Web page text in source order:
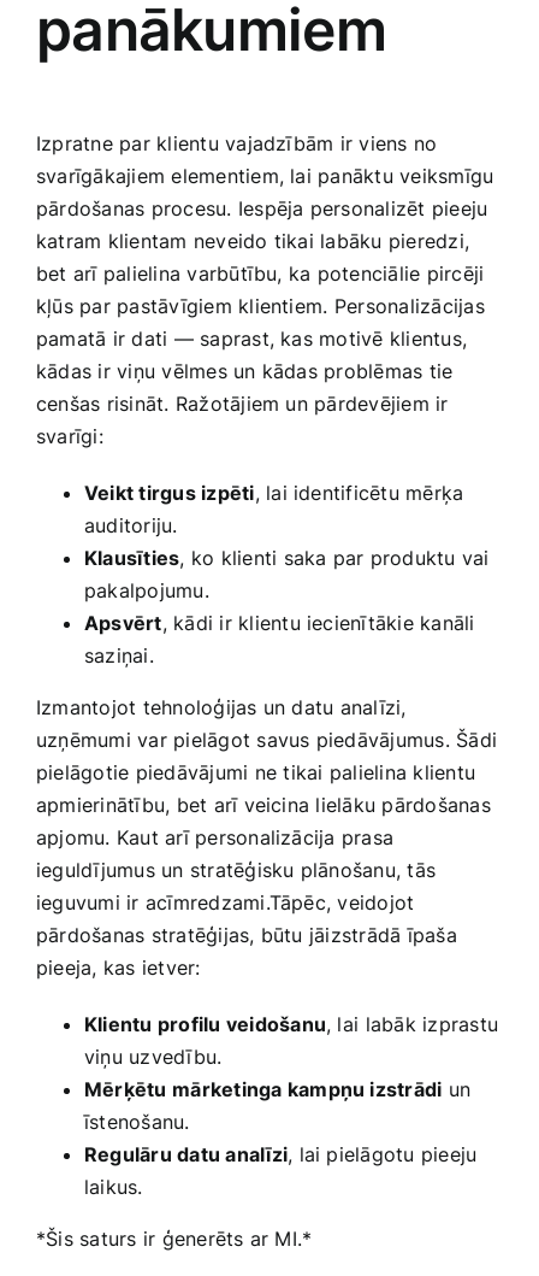
panākumiem
Izpratne par ‌klientu vajadzībām ir viens‌ no ​
svarīgākajiem elementiem, lai panāktu veiksmīgu
pārdošanas procesu. Iespēja personalizēt pieeju
katram​ klientam neveido tikai labāku pieredzi,
bet arī palielina varbūtību, ka potenciālie pircēji
kļūs par pastāvīgiem klientiem.⁤ Personalizācijas
pamatā ir ‍dati — saprast, kas motivē klientus,
kādas ir viņu vēlmes un kādas problēmas tie
cenšas risināt. Ražotājiem un pārdevējiem ir
svarīgi:
Veikt tirgus izpēti, lai identificētu ‌mērķa
auditoriju.
Klausīties, ko klienti saka par ‌produktu vai
pakalpojumu.
Apsvērt, kādi ir‍ klientu iecienītākie kanāli
saziņai.
Izmantojot tehnoloģijas un datu analīzi,
uzņēmumi var pielāgot‍ savus piedāvājumus. Šādi
pielāgotie piedāvājumi ⁣ne tikai palielina klientu
apmierinātību, bet arī veicina lielāku pārdošanas
apjomu. Kaut ‍arī personalizācija prasa
ieguldījumus un stratēģisku ‍plānošanu, tās
ieguvumi ir‌ acīmredzami.Tāpēc, veidojot
pārdošanas stratēģijas, būtu jāizstrādā īpaša⁤
pieeja, kas ietver:
Klientu profilu veidošanu, lai⁣ labāk izprastu​
viņu uzvedību.
Mērķētu ⁣mārketinga kampņu izstrādi un
īstenošanu.
Regulāru datu analīzi, lai pielāgotu pieeju⁢
laikus.
*Šis saturs ir ģenerēts ar MI.*